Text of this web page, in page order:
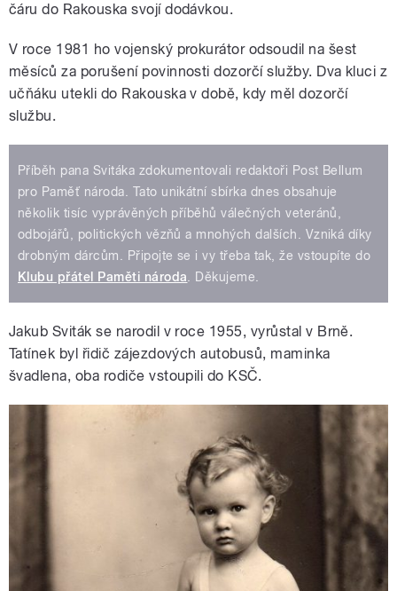
čáru do Rakouska svojí dodávkou.
V roce 1981 ho vojenský prokurátor odsoudil na šest
měsíců za porušení povinnosti dozorčí služby. Dva kluci z
učňáku utekli do Rakouska v době, kdy měl dozorčí
službu.
Příběh pana Svitáka zdokumentovali redaktoři Post Bellum
pro Paměť národa. Tato unikátní sbírka dnes obsahuje
několik tisíc vyprávěných příběhů válečných veteránů,
odbojářů, politických vězňů a mnohých dalších. Vzniká díky
drobným dárcům. Připojte se i vy třeba tak, že vstoupíte do
Klubu přátel Paměti národa. Děkujeme.
Jakub Sviták se narodil v roce 1955, vyrůstal v Brně.
Tatínek byl řidič zájezdových autobusů, maminka
švadlena, oba rodiče vstoupili do KSČ.